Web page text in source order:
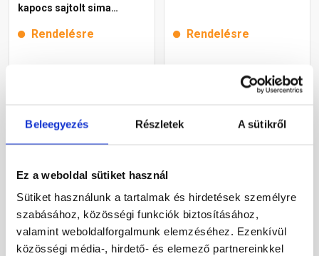
Beleegyezés Részletek A sütikről
Ez a weboldal sütiket használ
Sütiket használunk a tartalmak és hirdetések személyre
szabásához, közösségi funkciók biztosításához,
valamint weboldalforgalmunk elemzéséhez. Ezenkívül
közösségi média-, hirdető- és elemező partnereinkkel
kapocs sajtolt sima
Rendelésre
Megnézem
Rendelésre
Megnézem